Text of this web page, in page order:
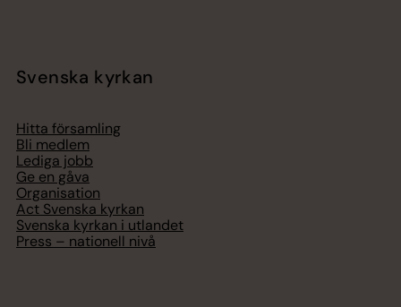
Svenska kyrkan
Hitta församling
Bli medlem
Lediga jobb
Ge en gåva
Organisation
Act Svenska kyrkan
Svenska kyrkan i utlandet
Press – nationell nivå